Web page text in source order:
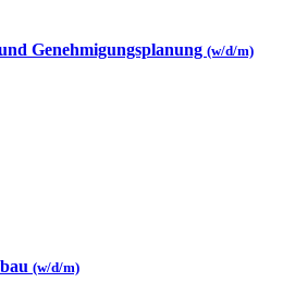
Genehmigungsplanung (w/d/m)
(w/d/m)